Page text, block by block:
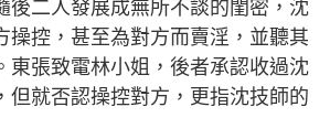
後二人發展成無所不談的閨密，沈
操控，甚至為對方而賣淫，並聽其
東張致電林小姐，後者承認收過沈
但就否認操控對方，更指沈技師的